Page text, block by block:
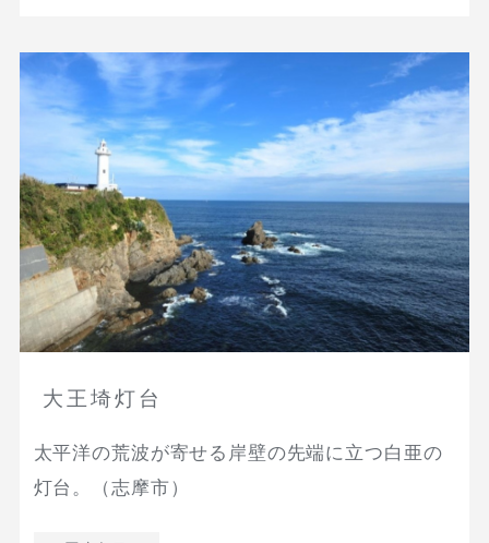
大王埼灯台
太平洋の荒波が寄せる岸壁の先端に立つ白亜の
灯台。（志摩市）